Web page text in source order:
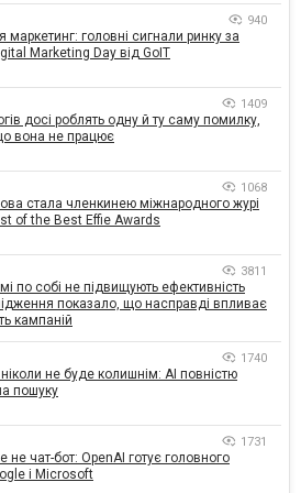
940
маркетинг: головні сигнали ринку за
Marketing Day від GoIT
1409
досі роблять одну й ту саму помилку,
вона не працює
1068
стала членкинею міжнародного журі
of the Best Effie Awards
3811
по собі не підвищують ефективність
показало, що насправді впливає
кампаній
1740
не буде колишнім: AI повністю
пошуку
1731
не чат-бот: OpenAI готує головного
і Microsoft